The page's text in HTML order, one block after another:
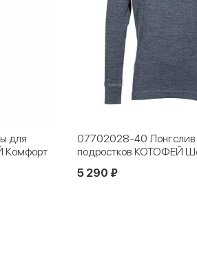
07702028-40 Лонгслив для детей и
подростков КОТОФЕЙ Шерсть серо-